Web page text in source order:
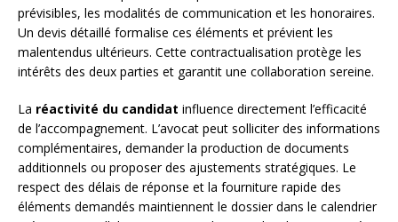
prévisibles, les modalités de communication et les honoraires.
Un devis détaillé formalise ces éléments et prévient les
malentendus ultérieurs. Cette contractualisation protège les
intérêts des deux parties et garantit une collaboration sereine.
La réactivité du candidat influence directement l’efficacité
de l’accompagnement. L’avocat peut solliciter des informations
complémentaires, demander la production de documents
additionnels ou proposer des ajustements stratégiques. Le
respect des délais de réponse et la fourniture rapide des
éléments demandés maintiennent le dossier dans le calendrier